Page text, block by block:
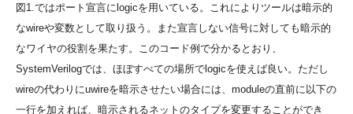
図1.ではポート宣言にlogicを用いている。これによりツールは暗示的
なwireや変数として取り扱う。また宣言しない信号に対しても暗示的
なワイヤの役割を果たす。このコード例で分かるとおり、
SystemVerilogでは、ほぼすべての場所でlogicを使えば良い。ただし
wireの代わりにuwireを暗示させたい場合には、moduleの直前に以下の
一行を加えれば、暗示されるネットのタイプを変更することができ